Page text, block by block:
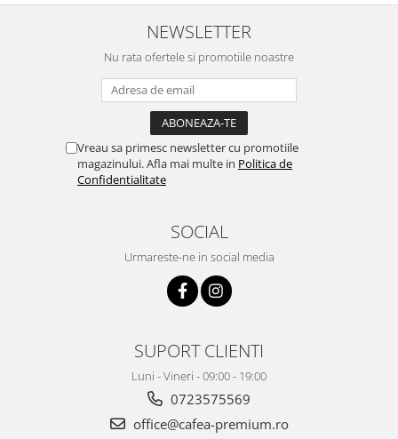
NEWSLETTER
Nu rata ofertele si promotiile noastre
Vreau sa primesc newsletter cu promotiile
magazinului. Afla mai multe in Politica de
Confidentialitate
SOCIAL
Urmareste-ne in social media
SUPORT CLIENTI
Luni - Vineri - 09:00 - 19:00
0723575569
office@cafea-premium.ro